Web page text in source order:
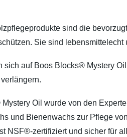
sind die
Sie sind
sich auf Boos Blocks® Mystery
Oil wurde von den
und Bienenwachs zur Pflege
NSF®-zertifiziert und sicher für